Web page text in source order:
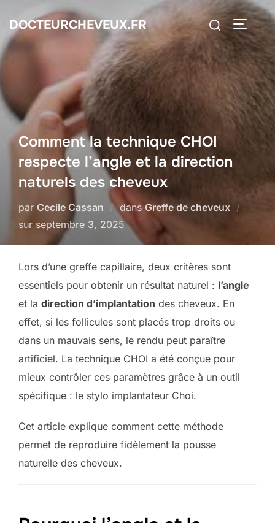
contenu
DOCTEURCHEVEUX.FR Rechercher :
Comment la technique CHOI
respecte l’angle et la direction
naturels des cheveux
par Cecile Cassan dansGreffe de cheveux
sur Publié
septembre 3, 2025
Lors d’une greffe capillaire, deux critères sont
essentiels pour obtenir un résultat naturel : l’angle
et la direction d’implantation des cheveux. En
effet, si les follicules sont placés trop droits ou
dans un mauvais sens, le rendu peut paraître
artificiel. La technique CHOI a été conçue pour
mieux contrôler ces paramètres grâce à un outil
spécifique : le stylo implantateur Choi.
Cet article explique comment cette méthode
permet de reproduire fidèlement la pousse
naturelle des cheveux.